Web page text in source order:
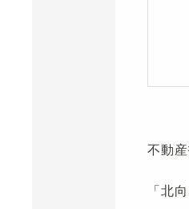
不動
「北